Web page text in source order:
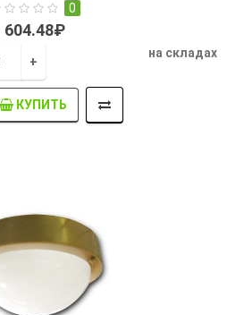
0
604.48₽
+
на складах
КУПИТЬ